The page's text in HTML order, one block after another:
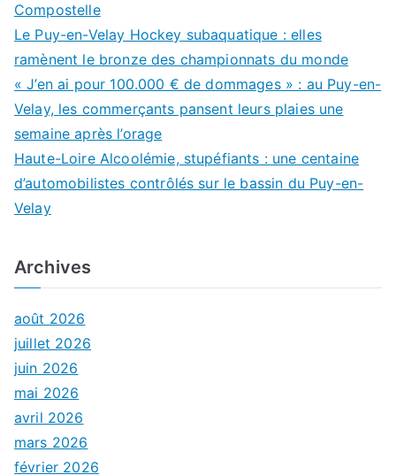
Compostelle
Le Puy-en-Velay Hockey subaquatique : elles
ramènent le bronze des championnats du monde
« J’en ai pour 100.000 € de dommages » : au Puy-en-
Velay, les commerçants pansent leurs plaies une
semaine après l’orage
Haute-Loire Alcoolémie, stupéfiants : une centaine
d’automobilistes contrôlés sur le bassin du Puy-en-
Velay
Archives
août 2026
juillet 2026
juin 2026
mai 2026
avril 2026
mars 2026
février 2026